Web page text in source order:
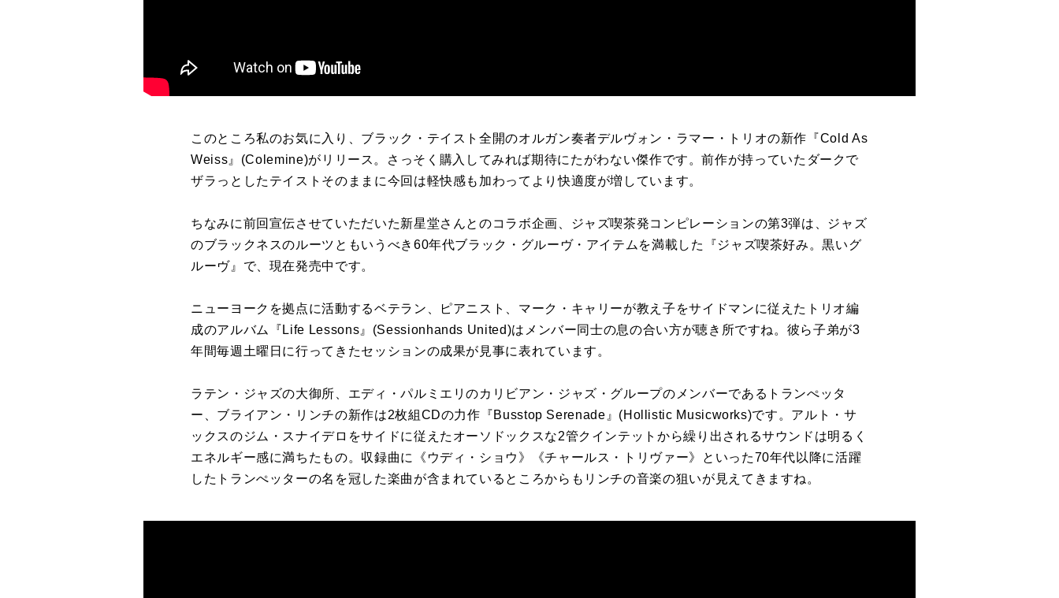
このところ私のお気に入り、ブラック・テイスト全開のオルガン奏者デルヴォン・ラマー・トリオの新作『Cold As
Weiss 』 (Colemine)がリリース。さっそく購入してみれば期待にたがわない傑作です。前作が持っていたダークで
ザラっとしたテイストそのままに今回は軽快感も加わってより快適度が増しています。
ちなみに前回宣伝させていただいた新星堂さんとのコラボ企画、ジャズ喫茶発コンピレーションの第3弾は、ジャズ
のブラックネスのルーツともいうべき 60年代ブラック・グルーヴ・アイテムを満載した『ジャズ喫茶好み。黒いグ
ルーヴ』で、現在発売中です。
ニューヨークを拠点に活動するベテラン、ピアニスト、マーク・キャリーが教え子をサイドマンに従えたトリオ編
成のアルバム『 Life Lessons 』 (Sessionhands United)はメンバー同士の息の合い方が聴き所ですね。彼ら子弟が3
年間毎週土曜日に行ってきたセッションの成果が見事に表れています。
ラテン・ジャズの大御所、エディ・パルミエリのカリビアン・ジャズ・グループのメンバーであるトランぺッタ
ー、ブライアン・リンチの新作は2枚組CDの力作『Busstop Serenade 』 (Hollistic Musicworks)です。アルト・サ
ックスのジム・スナイデロをサイドに従えたオーソドックスな2管クインテットから繰り出されるサウンドは明るく
エネルギー感に満ちたもの。収録曲に《ウディ・ショウ》《チャールス・トリヴァー》といった70年代以降に活躍
したトランぺッターの名を冠した楽曲が含まれているところからもリンチの音楽の狙いが見えてきますね。